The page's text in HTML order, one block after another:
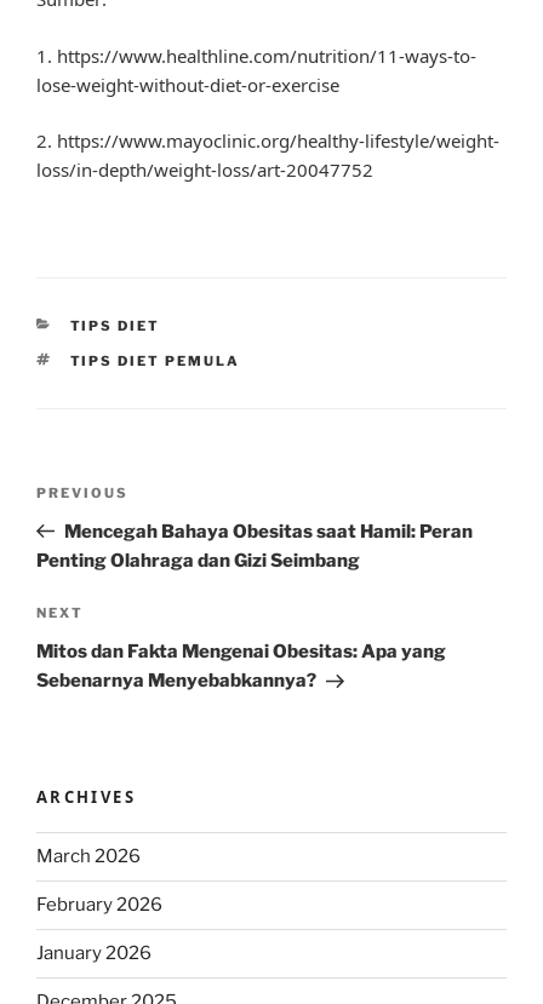
1. https://www.healthline.com/nutrition/11-ways-to-
lose-weight-without-diet-or-exercise
2. https://www.mayoclinic.org/healthy-lifestyle/weight-
loss/in-depth/weight-loss/art-20047752
CATEGORIES
TIPS DIET
TAGS
TIPS DIET PEMULA
Previous
Post
PREVIOUS
Mencegah Bahaya Obesitas saat Hamil: Peran
Penting Olahraga dan Gizi Seimbang
Next
Post
NEXT
Mitos dan Fakta Mengenai Obesitas: Apa yang
Sebenarnya Menyebabkannya?
ARCHIVES
March 2026
February 2026
January 2026